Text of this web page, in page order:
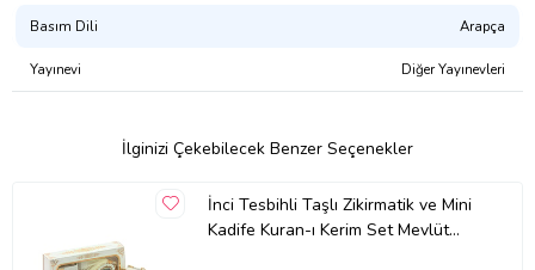
Basım Dili Arapça
Yayınevi Diğer Yayınevleri
İlginizi Çekebilecek Benzer Seçenekler
İnci Tesbihli Taşlı Zikirmatik ve Mini
Kadife Kuran-ı Kerim Set Mevlüt